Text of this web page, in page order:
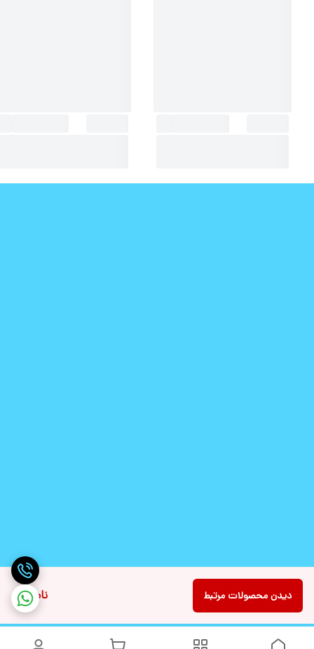
ناموجود دیدن محصولات مرتبط